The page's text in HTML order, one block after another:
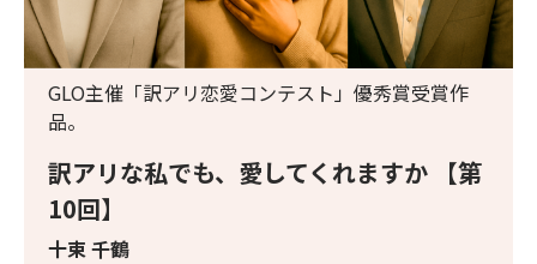
訳アリな私でも、愛してくれますか 【第
10回】
十束 千鶴
GLO主催「訳アリ恋愛コンテスト」優秀賞受賞作
品。